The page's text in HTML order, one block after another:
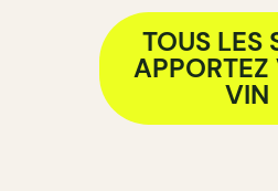
TOUS LES
APPORTEZ
VIN